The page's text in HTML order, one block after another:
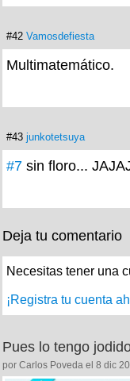
#42 Vamosdefiesta
Multimatemático.
#43 junkotetsuya
#7 sin floro...
Deja tu comentario
Necesitas tener una
¡Registra tu cuenta
Pues lo tengo
por Carlos Poveda el 8 dic